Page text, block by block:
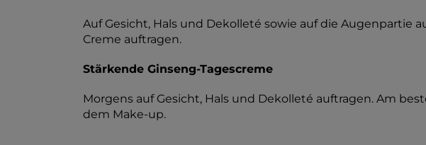
Auf Gesicht, Hals und Dekolleté sowie auf die Augenpartie
Creme auftragen.
Stärkende Ginseng-Tagescreme
Morgens auf Gesicht, Hals und Dekolleté auftragen. Am
dem Make-up.